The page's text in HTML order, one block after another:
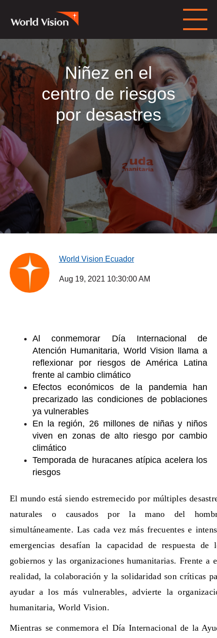
Niñez en el
centro de riesgos
por desastres
World Vision Ecuador
Aug 19, 2021 10:30:00 AM
Al conmemorar Día Internacional de
Atención Humanitaria, World Vision llama a
reflexionar por riesgos de América Latina
frente al cambio climático
Efectos económicos de la pandemia han
precarizado las condiciones de poblaciones
ya vulnerables
En la región, 26 millones de niñas y niños
viven en zonas de alto riesgo por cambio
climático
Temporada de huracanes atípica acelera los
riesgos
El mundo está siendo estremecido por múltiples
naturales o causados por la mano del
simultáneamente. Las cada vez más frecuentes e
emergencias desafían la capacidad de respuesta de
gobiernos y las organizaciones humanitarias. Frente a
realidad, la colaboración y la solidaridad son críticas
ayudar a los más vulnerables, advierte la
humanitaria, World Vision.
Mientras se conmemora el Día Internacional de la